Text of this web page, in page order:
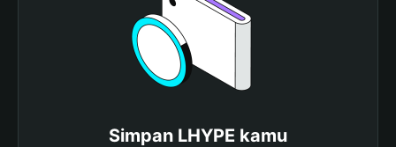
Simpan LHYPE kamu